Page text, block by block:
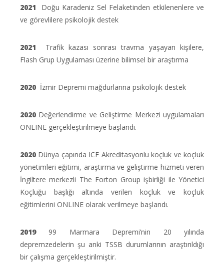
2021 Doğu Karadeniz Sel Felaketinden etkilenenlere ve
ve görevlilere psikolojik destek
2021 Trafik kazası sonrası travma yaşayan kişilere,
Flash Grup Uygulaması üzerine bilimsel bir araştırma
2020 İzmir Depremi mağdurlarına psikolojik destek
2020 Değerlendirme ve Geliştirme Merkezi uygulamaları
ONLINE gerçekleştirilmeye başlandı.
2020 Dünya çapında ICF Akreditasyonlu koçluk ve koçluk
yönetimleri eğitimi, araştırma ve geliştirme hizmeti veren
İngiltere merkezli The Forton Group işbirliği ile Yönetici
Koçluğu başlığı altında verilen koçluk ve koçluk
eğitimlerini ONLINE olarak verilmeye başlandı.
201999 Marmara Depremi’nin 20 yılında
depremzedelerin şu anki TSSB durumlarının araştırıldığı
bir çalışma gerçekleştirilmiştir.